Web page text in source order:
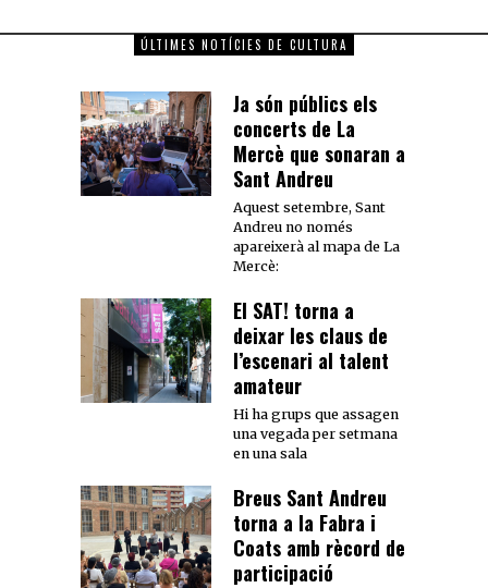
ÚLTIMES NOTÍCIES DE CULTURA
Ja són públics els
concerts de La
Mercè que sonaran a
Sant Andreu
Aquest setembre, Sant
Andreu no només
apareixerà al mapa de La
Mercè:
El SAT! torna a
deixar les claus de
l’escenari al talent
amateur
Hi ha grups que assagen
una vegada per setmana
en una sala
Breus Sant Andreu
torna a la Fabra i
Coats amb rècord de
participació